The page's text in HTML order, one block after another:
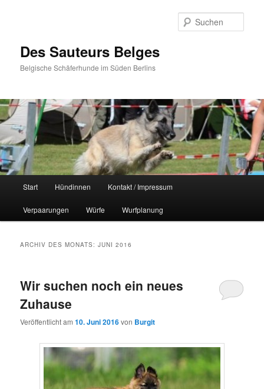
Des Sauteurs Belges
Belgische Schäferhunde im Süden Berlins
Start Hündinnen Kontakt / Impressum
Verpaarungen Würfe Wurfplanung
ARCHIV DES MONATS:JUNI 2016
Wir suchen noch ein neues
Zuhause
Veröffentlicht am10. Juni 2016von Burgit